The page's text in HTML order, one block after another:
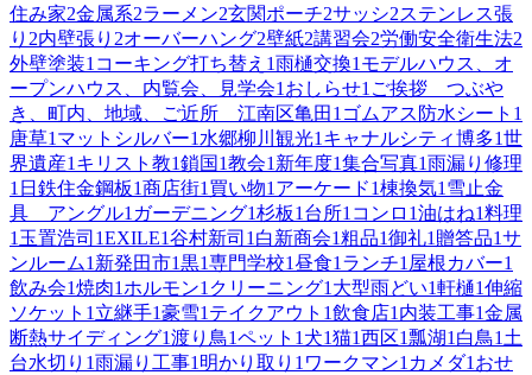
住み家2金属系2ラーメン2玄関ポーチ2サッシ2ステンレス張
り 2内壁張り 2オーバーハング2壁紙2講習会2労働安全衛生法2
外壁塗装1 コーキング打ち替え 1雨樋交換1 モデルハウス、オ
ープンハウス、内覧会、見学会1 おしらせ1 ご挨拶 つぶや
き、町内、地域、ご近所 江南区亀田 1 ゴムアス防水シート 1
唐草1 マットシルバー1 水郷柳川観光1 キャナルシティ博多1世
界遺産1 キリスト教1鎖国1教会1 新年度1集合写真1雨漏り修理
1 日鉄住金鋼板1商店街1 買い物1 アーケード1棟換気1 雪止金
具 アングル1 ガーデニング1杉板1 台所1 コンロ 1油はね1料理
1 玉置浩司 1EXILE1谷村新司 1 白新商会1粗品1御礼1 贈答品1サ
ンルーム1 新発田市1黒1専門学校1昼食1 ランチ1 屋根カバー1
飲み会1焼肉1 ホルモン1 クリーニング1 大型雨どい1軒樋1伸縮
ソケット 1 立継手1豪雪1 テイクアウト 1飲食店1 内装工事1金属
断熱サイディング1渡り鳥1ペット 1 犬1猫1西区1瓢湖1 白鳥1 土
台水切り 1雨漏り工事1 明かり取り 1 ワークマン1 カメダ1 おせ